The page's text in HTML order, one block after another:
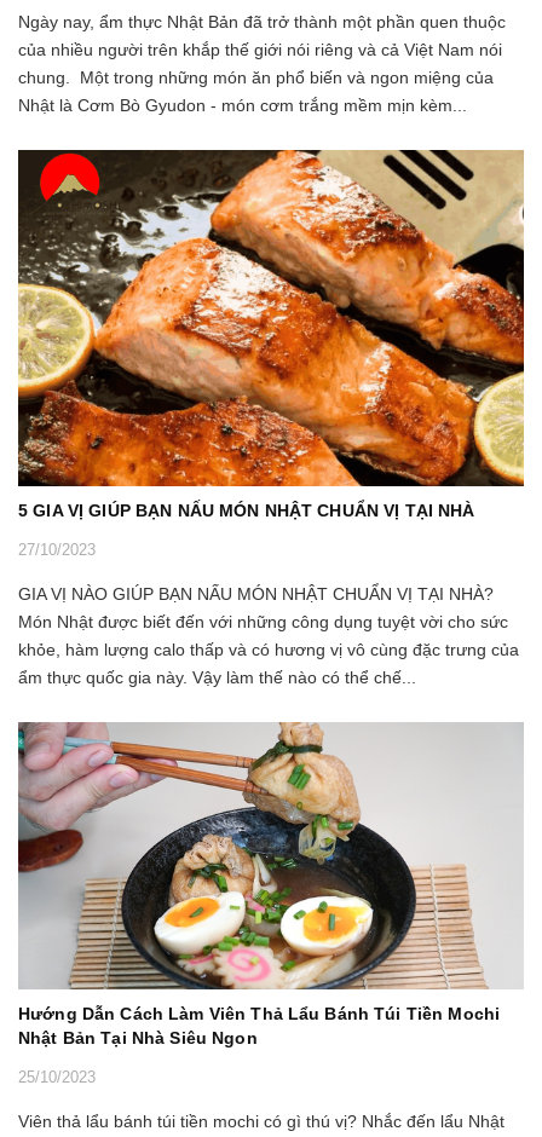
Ngày nay, ẩm thực Nhật Bản đã trở thành một phần quen thuộc
của nhiều người trên khắp thế giới nói riêng và cả Việt Nam nói
chung. Một trong những món ăn phổ biến và ngon miệng của
Nhật là Cơm Bò Gyudon - món cơm trắng mềm mịn kèm...
5 GIA VỊ GIÚP BẠN NẤU MÓN NHẬT CHUẨN VỊ TẠI NHÀ
27/10/2023
GIA VỊ NÀO GIÚP BẠN NẤU MÓN NHẬT CHUẨN VỊ TẠI NHÀ?
Món Nhật được biết đến với những công dụng tuyệt vời cho sức
khỏe, hàm lượng calo thấp và có hương vị vô cùng đặc trưng của
ẩm thực quốc gia này. Vậy làm thế nào có thể chế...
Hướng Dẫn Cách Làm Viên Thả Lẩu Bánh Túi Tiền Mochi
Nhật Bản Tại Nhà Siêu Ngon
25/10/2023
Viên thả lẩu bánh túi tiền mochi có gì thú vị? Nhắc đến lẩu Nhật